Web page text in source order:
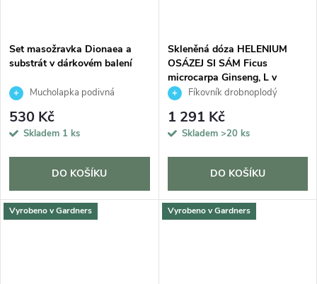
Set masožravka Dionaea a
substrát v dárkovém balení
Mucholapka podivná
530 Kč
Skladem 1 ks
DO KOŠÍKU
Skleněná dóza HELENIUM
OSÁZEJ SI SÁM Ficus
microcarpa Ginseng, L v
dárkovém balení
Fíkovník drobnoplodý
1 291 Kč
Skladem >20 ks
DO KOŠÍKU
Vyrobeno v Gardners Vyrobeno v Gardners